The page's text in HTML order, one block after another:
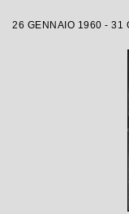
26 GENNAIO 1960 - 31